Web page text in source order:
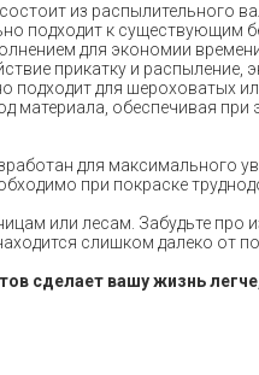
из распылительного
подходит к существующим
для экономии
прикатку и распыление,
подходит для шероховатых
материала, обеспечивая
для максимального
при покраске
или лесам. Забудьте про
слишком далеко от
сделает вашу жизнь